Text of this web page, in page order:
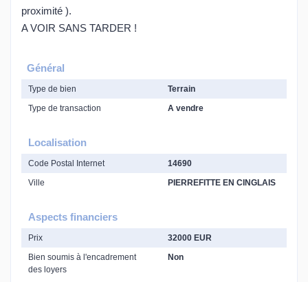
proximité ).
A VOIR SANS TARDER !
Général
Type de bien
Terrain
Type de transaction
A vendre
Localisation
Code Postal Internet
14690
Ville
PIERREFITTE EN CINGLAIS
Aspects financiers
Prix
32000 EUR
Bien soumis à l'encadrement
des loyers
Non